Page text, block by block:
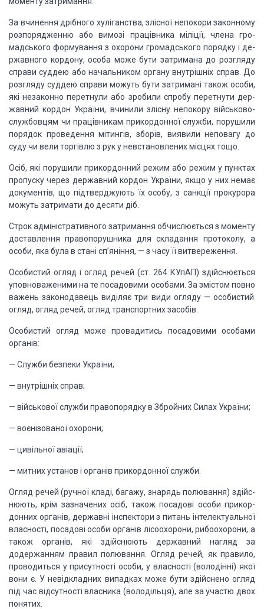
За вчинення дрібного хуліганства, злісної непокори закон­ному
розпорядженню або вимозі працівника міліції, члена гро­
мадського формування з охорони громадського порядку і де­
ржавного кордону, особа може бути затримана до розгляду
справи суддею або начальником органу внутрішніх справ. До
розгляду суддею справи можуть бути затримані також особи,
які незаконно перетнули або зробили спробу перетнути дер­
жавний кордон України, вчинили злісну непокорувійськово­
службовцям чи працівникам прикордонної служби, порушили
порядок проведення мітингів, зборів, виявили неповагу до
суду чи вели торгівлю з рук уневстановлених місцях тощо.
Осіб, які порушили прикордонний режим або режим у пунк­тах
пропуску через державний кордон України, якщо у них не­має
документів, що підтверджують їх особу, з санкції прокуро­ра
можуть затримати до десяти діб.
Строк адміністративного затримання обчислюється з мо­менту
доставлення правопорушника для складання протоколу, а
особи, яка була в стані сп’яніння, — з часу її витвереження.
Особистий огляд і огляд речей (ст. 264 КУпАП) здійснюється
уповноваженими на те посадовими особами. За змістом повно
важень законодавець виділяє три види огляду — особистий
ог­ляд, огляд речей, огляд транспортних засобів.
Особистий огляд може провадитись посадовими особами
органів:
— Служби безпеки України;
— внутрішніх справ;
— військової служби правопорядкув Збройних Силах Ук­раїни;
— воєнізованої охорони;
— цивільної авіації;
— митних установ і органів прикордонної служби.
Огляд речей (ручної кладі, багажу, знарядь полювання) здійс­
нюють, крім зазначених осіб, також посадові особи прикор­
донних органів, державні інспектори з питань інтелектуальної
власності, посадові особи органів лісоохорони, рибоохорони, а
також органів, які здійснюють державний нагляд за
додержан­ням правил полювання. Огляд речей, як правило,
проводиться уприсутності особи, у власності (володінні) якої
вони є. У не­відкладних випадках може бути здійснено огляд
під час відсут­ності власника (володільця), але за участю двох
понятих.